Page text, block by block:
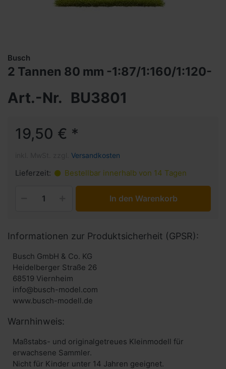
Busch
2 Tannen 80 mm -1:87/1:160/1:120-
Art.-Nr. BU3801
19,50 € *
Versandkosten
Lieferzeit: Bestellbar innerhalb von 14 Tagen
In den Warenkorb
Informationen zur Produktsicherheit (GPSR):
Busch GmbH & Co. KG
Heidelberger Straße 26
68519 Viernheim
info@busch-model.com
www.busch-modell.de
Warnhinweis:
Maßstabs- und originalgetreues Kleinmodell für
erwachsene Sammler.
Nicht für Kinder unter 14 Jahren geeignet.